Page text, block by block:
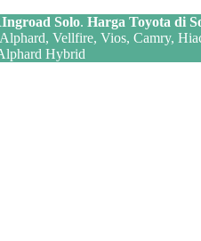
Solo. Harga Toyota di
Vellfire, Vios, Camry,
Hybrid